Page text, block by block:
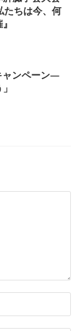
ちは今、何
ャンペーン—